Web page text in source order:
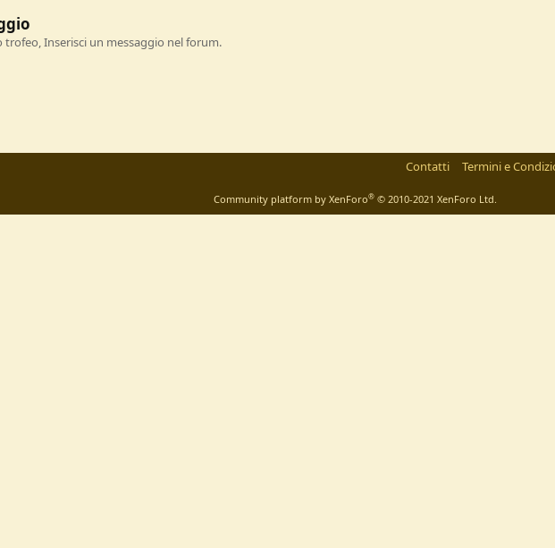
trofeo, Inserisci un messaggio nel forum.
Contatti Termini e
Community platform by XenForo® © 2010-2021 XenForo Ltd.